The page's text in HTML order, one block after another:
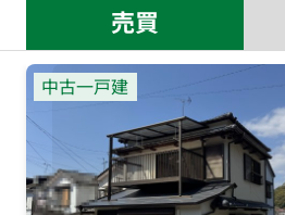
売買
中古一戸建